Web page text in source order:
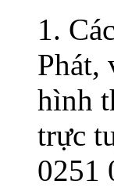
1.
Phát,
hình
trực
0251